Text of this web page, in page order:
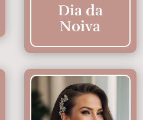
Dia da
Noiva